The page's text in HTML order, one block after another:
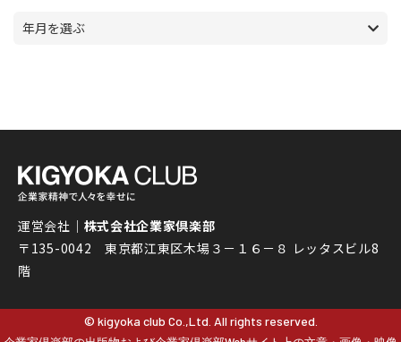
年月を選ぶ
運営会社｜ 株式会社企業家倶楽部
〒135-0042 東京都江東区木場３－１６－８ レッタスビル8
階
© kigyoka club Co.,Ltd. All rights reserved.